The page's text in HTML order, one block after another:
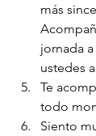
más
jornada
ustedes
Te
todo
Siento